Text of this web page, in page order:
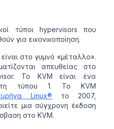
τύποι hypervisors που
για εικονικοποίηση.
στο γυμνό «μέταλλο».
απευθείας στο
Το KVM είναι ένα
τύπου 1. Το KVM
Linux® το 2007,
μια σύγχρονη έκδοση
στο KVM.